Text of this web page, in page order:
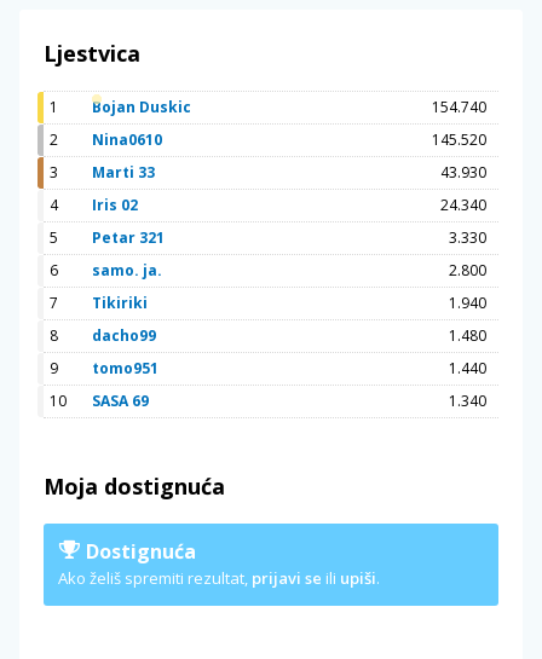
Ljestvica
1 Bojan Duskic
154.740
2
Nina0610
145.520
3
Marti 33
43.930
4
Iris 02
24.340
5
Petar 321
3.330
6
samo. ja.
2.800
7
Tikiriki
1.940
8
dacho99
1.480
9
tomo951
1.440
10
SASA 69 1.340
Moja dostignuća
Dostignuća
Ako želiš spremiti rezultat, prijavi se ili upiši.